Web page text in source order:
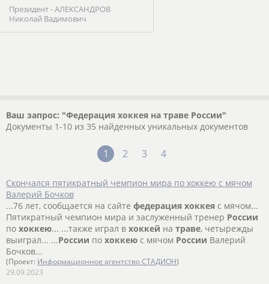
Президент - АЛЕКСАНДРОВ
Николай Вадимович
Ваш запрос: "Федерация хоккея на траве России"
Документы 1-10 из 35 найденных уникальных документов
1 2 3 4
Скончался пятикратный чемпион мира по хоккею с мячом
Валерий Бочков
...76 лет, сообщается на сайте федерация хоккея с мячом...
Пятикратный чемпион мира и заслуженный тренер России
по хоккею... ...также играл в хоккей на траве, четырежды
выиграл... ...России по хоккею с мячом России Валерий
Бочков...
(Проект: Информационное агентство СТАДИОН)
29.09.2023